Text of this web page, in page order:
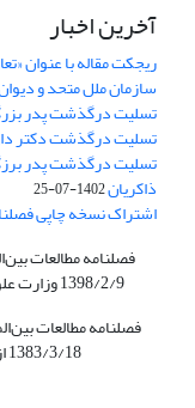
آخرین اخبار
ریجکت مقاله با عنوان
سازمان ملل متحد و
تسلیت درگذشت پدر
تسلیت درگذشت دکتر
تسلیت درگذشت پدر
ذاکریان1402-07-25
اشتراک نسخه چاپی
1398/2/9 وزارت علوم، تحقیقات و فناوری، یک نشریه علمی است
1383/3/18 از وزارت فرهنگ و ارشاد اسلامی است